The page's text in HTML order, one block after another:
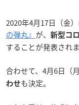
2020年4月17日（金
の弾丸』 が、 新型コ
することが発表されま
合わせて、4月6日（
わせも決定。